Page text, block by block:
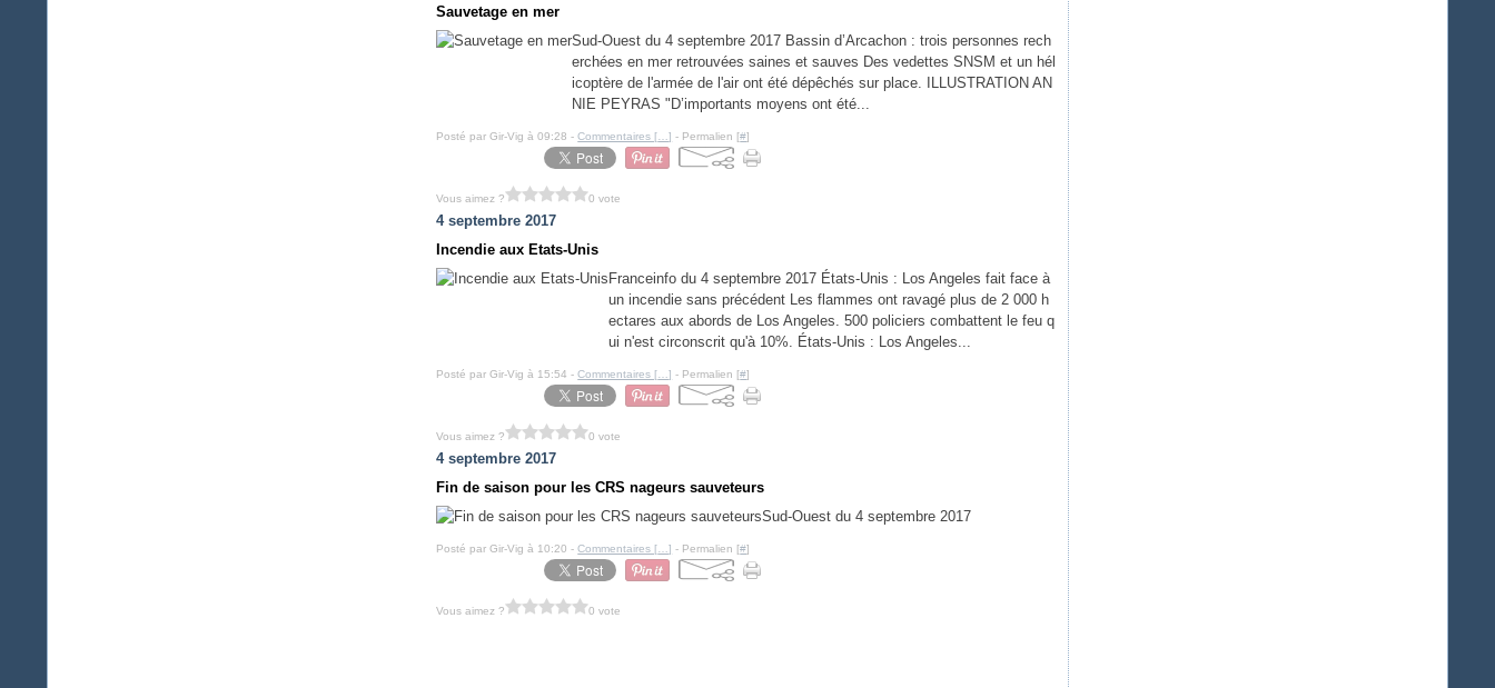
Sauvetage en mer
Sud-Ouest du 4 septembre 2017 Bassin d’Arcachon : trois personnes rech
erchées en mer retrouvées saines et sauves Des vedettes SNSM et un hél
icoptère de l'armée de l'air ont été dépêchés sur place. ILLUSTRATION AN
NIE PEYRAS "D’importants moyens ont été...
Posté par Gir-Vig à 09:28 -Commentaires [ …] - Permalien [#]
Vous aimez ? 0 vote
4 septembre 2017
Incendie aux Etats-Unis
Franceinfo du 4 septembre 2017 États-Unis : Los Angeles fait face à
un incendie sans précédent Les flammes ont ravagé plus de 2 000 h
ectares aux abords de Los Angeles. 500 policiers combattent le feu q
ui n'est circonscrit qu'à 10%. États-Unis : Los Angeles...
Posté par Gir-Vig à 15:54 -Commentaires [ …] - Permalien [#]
Vous aimez ? 0 vote
4 septembre 2017
Fin de saison pour les CRS nageurs sauveteurs
Sud-Ouest du 4 septembre 2017
Posté par Gir-Vig à 10:20 -Commentaires [ …] - Permalien [#]
Vous aimez ? 0 vote